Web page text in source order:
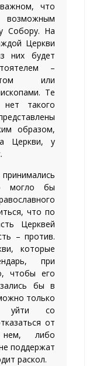
что
возможным
Собору. На
Церкви
них будет
–
или
Те
такого
образом,
Церкви, у
могло бы
что по
Церквей
– против.
которые
при
чтобы его
бы в
только
уйти со
от
нем, либо
поддержат
раскол.